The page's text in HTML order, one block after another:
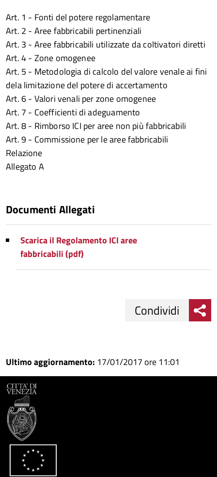
Art. 1 - Fonti del potere regolamentare
Art. 2 - Aree fabbricabili pertinenziali
Art. 3 - Aree fabbricabili utilizzate da coltivatori diretti
Art. 4 - Zone omogenee
Art. 5 - Metodologia di calcolo del valore venale ai fini
dela limitazione del potere di accertamento
Art. 6 - Valori venali per zone omogenee
Art. 7 - Coefficienti di adeguamento
Art. 8 - Rimborso ICI per aree non più fabbricabili
Art. 9 - Commissione per le aree fabbricabili
Relazione
Allegato A
Documenti Allegati
Scarica il Regolamento ICI aree
fabbricabili (pdf)
su
Facebook
Condividi
su
Condividi
Condividi
Ultimo aggiornamento: 17/01/2017 ore 11:01